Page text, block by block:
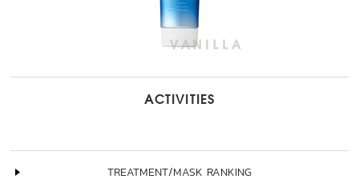
ACTIVITIES
TREATMENT/MASK RANKING